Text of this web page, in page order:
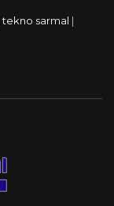
tekno sarmal |